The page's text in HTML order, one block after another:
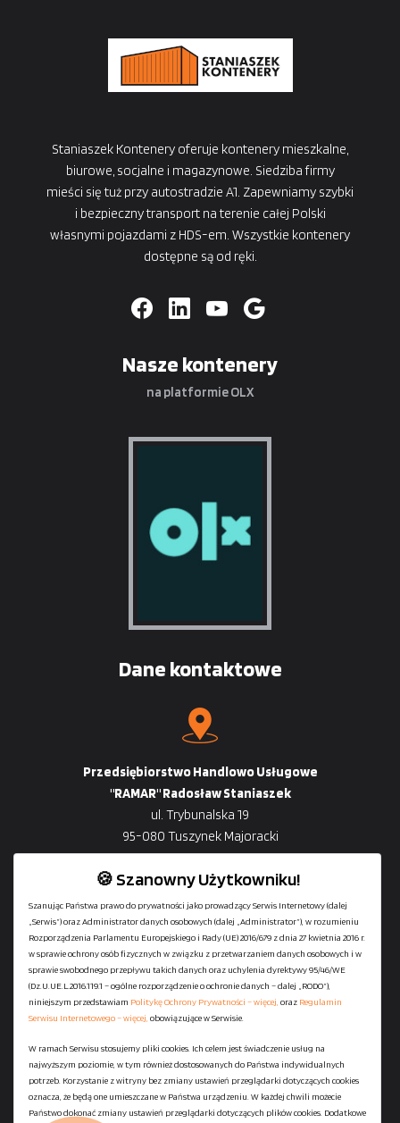
Staniaszek Kontenery oferuje kontenery mieszkalne,
biurowe, socjalne i magazynowe. Siedziba firmy
mieści się tuż przy autostradzie A1. Zapewniamy szybki
i bezpieczny transport na terenie całej Polski
własnymi pojazdami z HDS-em. Wszystkie kontenery
dostępne są od ręki.
Nasze kontenery
na platformie OLX
Dane kontaktowe
Przedsiębiorstwo Handlowo Usługowe
"RAMAR" Radosław Staniaszek
ul. Trybunalska 19
95-080 Tuszynek Majoracki
+48729-133-333
biuro@601144444.pl
Kontakt
Regulamin serwisu
Polityka Ochrony Prywatności
Polityka Plików Cookies
🍪 Szanowny Użytkowniku!
Szanując Państwa prawo do prywatności jako prowadzący Serwis Internetowy (dalej
„Serwis”) oraz Administrator danych osobowych (dalej „Administrator”), w rozumieniu
Rozporządzenia Parlamentu Europejskiego i Rady (UE) 2016/679 z dnia 27 kwietnia 2016 r.
w sprawie ochrony osób fizycznych w związku z przetwarzaniem danych osobowych i w
sprawie swobodnego przepływu takich danych oraz uchylenia dyrektywy 95/46/WE
(Dz.U.UE.L.2016.119.1 – ogólne rozporządzenie o ochronie danych – dalej „RODO”),
niniejszym przedstawiam Politykę Ochrony Prywatności – więcej, oraz Regulamin
Serwisu Internetowego – więcej, obowiązujące w Serwisie.
W ramach Serwisu stosujemy pliki cookies. Ich celem jest świadczenie usług na
najwyższym poziomie, w tym również dostosowanych do Państwa indywidualnych
potrzeb. Korzystanie z witryny bez zmiany ustawień przeglądarki dotyczących cookies
oznacza, że będą one umieszczane w Państwa urządzeniu. W każdej chwili możecie
Państwo dokonać zmiany ustawień przeglądarki dotyczących plików cookies. Dodatkowe